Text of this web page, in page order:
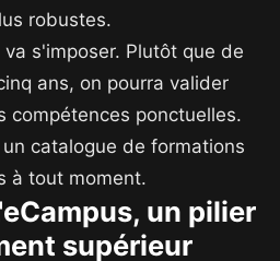
robustes.
s'imposer. Plutôt que de
ans, on pourra valider
compétences ponctuelles.
catalogue de formations
à tout moment.
un pilier
supérieur